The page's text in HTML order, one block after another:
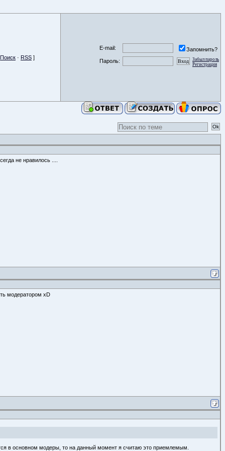
Поиск · RSS ]
E-mail:
Запомнить?
Пароль:
Забыл пароль
Регистрация
не нравилось ....
модератором xD
в основном модеры, то на данный момент я считаю это приемлемым.